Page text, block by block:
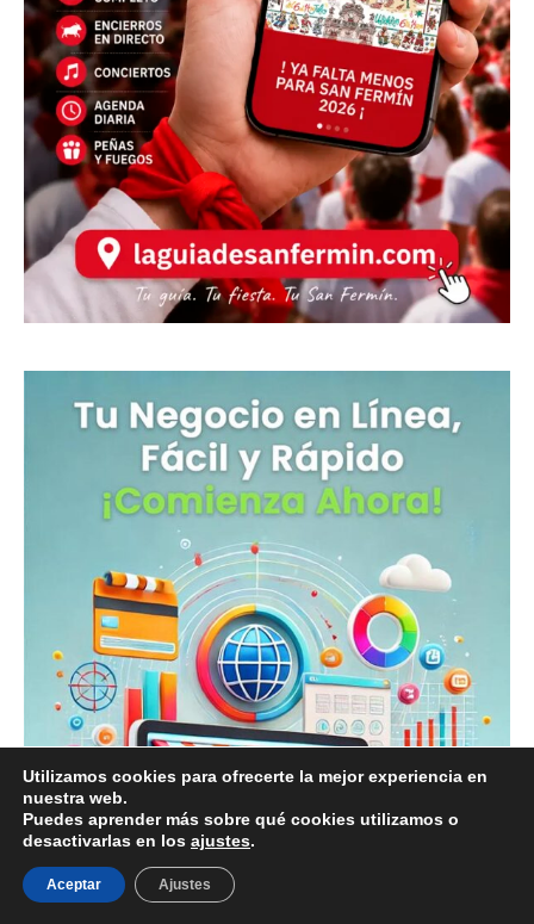
Utilizamos cookies para ofrecerte la mejor experiencia en
nuestra web.
Puedes aprender más sobre qué cookies utilizamos o
desactivarlas en los ajustes.
Aceptar Ajustes